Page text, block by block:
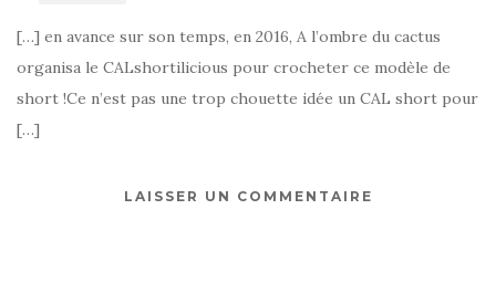
[…] en avance sur son temps, en 2016, A l’ombre du cactus
organisa le CALshortilicious pour crocheter ce modèle de
short !Ce n’est pas une trop chouette idée un CAL short pour
[…]
LAISSER UN COMMENTAIRE